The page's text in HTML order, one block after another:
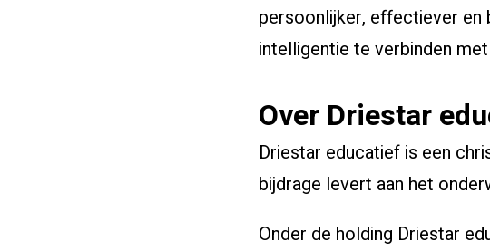
persoonlijker, effectiever en
intelligentie te verbinden
Over Driestar
Driestar educatief is een
bijdrage levert aan het
Onder de holding Driestar